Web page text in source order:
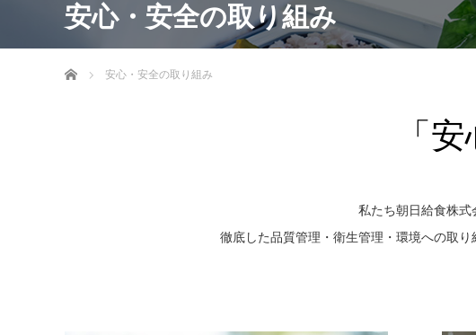
安心・安全の取り組み
ホーム 安心・安全の取り組み
「
私たち朝日給食株式
徹底した品質管理・衛生管理・環境への取